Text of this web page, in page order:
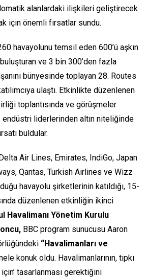
alanlardaki ilişkileri geliştirecek
için önemli fırsatlar sundu.
havayolunu temsil eden 600’ü aşkın
ve 3 bin 300’den fazla
bünyesinde toplayan 28. Routes
ulaştı. Etkinlikte düzenlenen
toplantısında ve görüşmeler
endüstri liderlerinden altın niteliğinde
buldular.
Air Lines, Emirates, IndiGo, Japan
Qantas, Turkish Airlines ve Wizz
havayolu şirketlerinin katıldığı, 15-
düzenlenen etkinliğin ikinci
Havalimanı Yönetim Kurulu
BBC program sunucusu Aaron
“Havalimanları ve
konuk oldu. Havalimanlarının, tıpkı
tasarlanması gerektiğini